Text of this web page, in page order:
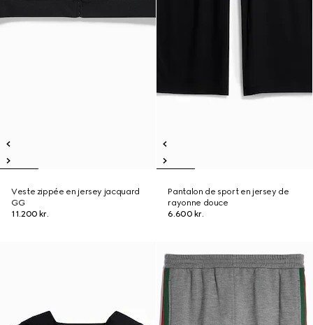
Veste zippée en jersey jacquard
GG
11.200 kr.
Pantalon de sport en jersey de
rayonne douce
6.600 kr.